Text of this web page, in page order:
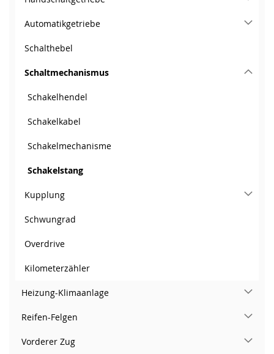
Automatikgetriebe
Schalthebel
Schaltmechanismus
Schakelhendel
Schakelkabel
Schakelmechanisme
Schakelstang
Kupplung
Schwungrad
Overdrive
Kilometerzähler
Heizung-Klimaanlage
Reifen-Felgen
Vorderer Zug